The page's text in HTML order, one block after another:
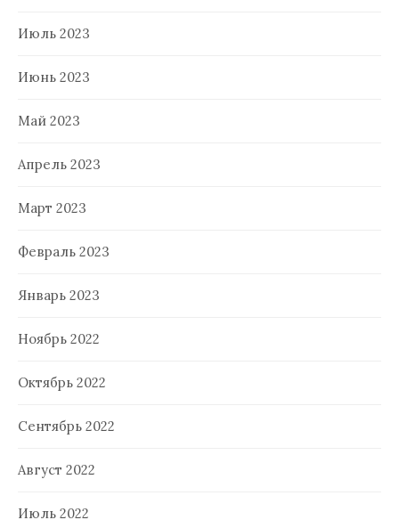
Июль 2023
Июнь 2023
Май 2023
Апрель 2023
Март 2023
Февраль 2023
Январь 2023
Ноябрь 2022
Октябрь 2022
Сентябрь 2022
Август 2022
Июль 2022